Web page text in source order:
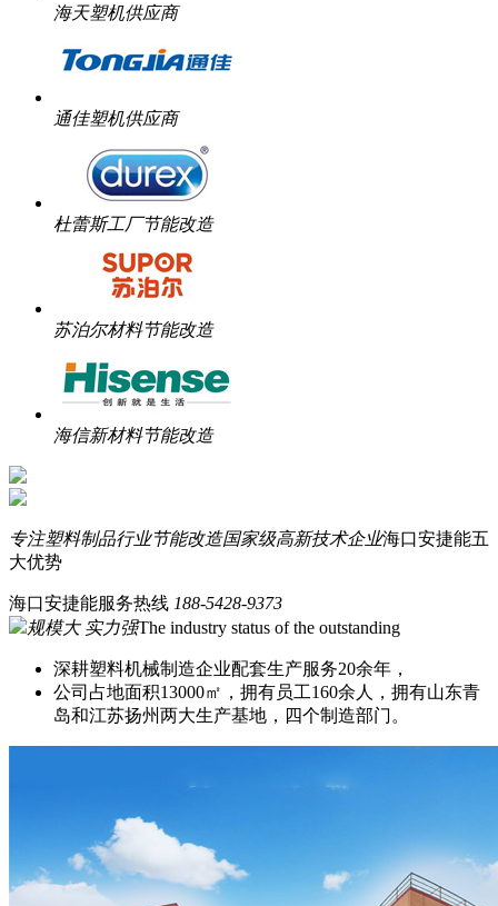
海天塑机供应商
通佳塑机供应商
杜蕾斯工厂节能改造
苏泊尔材料节能改造
海信新材料节能改造
专注塑料制品行业节能改造国家级高新技术企业海口安捷能五
大优势
海口安捷能服务热线 188-5428-9373
规模大 实力强The industry status of the outstanding
深耕塑料机械制造企业配套生产服务20余年，
公司占地面积13000㎡，拥有员工160余人，拥有山东青
岛和江苏扬州两大生产基地，四个制造部门。